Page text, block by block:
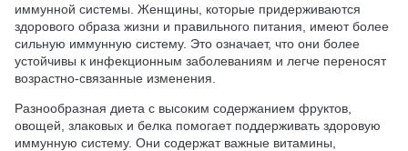
иммунной системы. Женщины, которые придерживаются
здорового образа жизни и правильного питания, имеют более
сильную иммунную систему. Это означает, что они более
устойчивы к инфекционным заболеваниям и легче переносят
возрастно-связанные изменения.
Разнообразная диета с высоким содержанием фруктов,
овощей, злаковых и белка помогает поддерживать здоровую
иммунную систему. Они содержат важные витамины,